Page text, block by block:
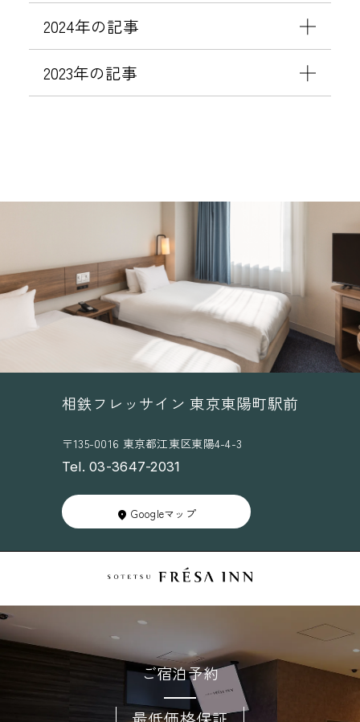
更
の
お
願
ー
）
泊
税
」
の
取
更
い
て
2024年の記事
2023年の記事
相鉄フレッサイン 東京東陽町駅前
〒135-0016 東京都江東区東陽4-4-3
Tel. 03-3647-2031
Googleマップ
ご宿泊予約